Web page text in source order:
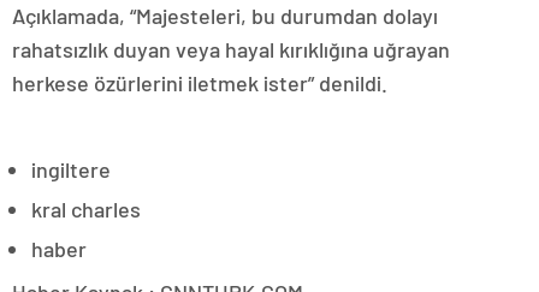
Açıklamada, “Majesteleri, bu durumdan dolayı
rahatsızlık duyan veya hayal kırıklığına uğrayan
herkese özürlerini iletmek ister” denildi.
ingiltere
kral charles
haber